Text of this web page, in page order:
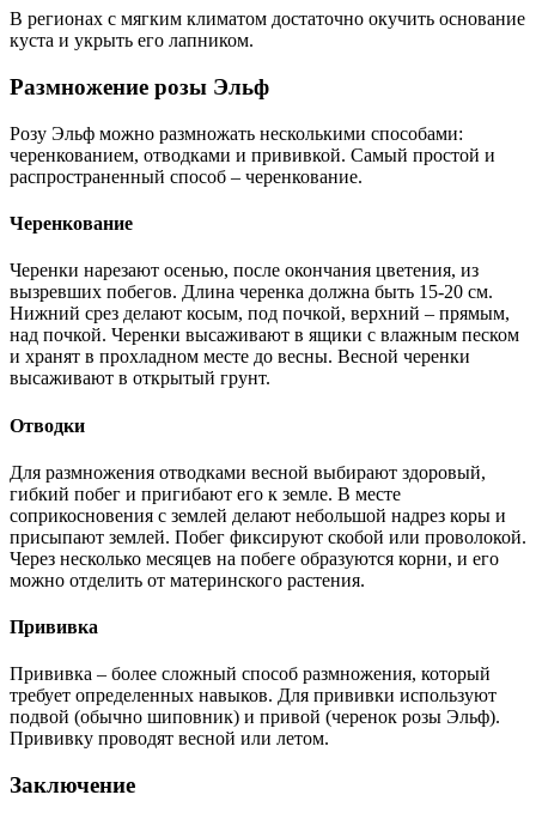
В регионах с мягким климатом достаточно окучить основание
куста и укрыть его лапником.
Размножение розы Эльф
Розу Эльф можно размножать несколькими способами:
черенкованием, отводками и прививкой. Самый простой и
распространенный способ – черенкование.
Черенкование
Черенки нарезают осенью, после окончания цветения, из
вызревших побегов. Длина черенка должна быть 15-20 см.
Нижний срез делают косым, под почкой, верхний – прямым,
над почкой. Черенки высаживают в ящики с влажным песком
и хранят в прохладном месте до весны. Весной черенки
высаживают в открытый грунт.
Отводки
Для размножения отводками весной выбирают здоровый,
гибкий побег и пригибают его к земле. В месте
соприкосновения с землей делают небольшой надрез коры и
присыпают землей. Побег фиксируют скобой или проволокой.
Через несколько месяцев на побеге образуются корни, и его
можно отделить от материнского растения.
Прививка
Прививка – более сложный способ размножения, который
требует определенных навыков. Для прививки используют
подвой (обычно шиповник) и привой (черенок розы Эльф).
Прививку проводят весной или летом.
Заключение